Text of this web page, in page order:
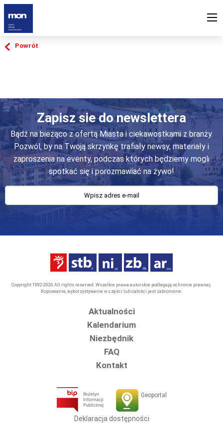
Powrót
Zapisz sie do newslettera
Bądź na bieżąco z ofertą Miasta i ciekawostkami z branży.
Pozwól, by na Twoją skrzynkę trafiały newsy, materiały i
zaproszenia na eventy, podczas których będziemy mogli
spotkać się i porozmawiać na żywo!
Copyright 1992-2026 All rights reserved. Wszelkie prawa autorskie podlegają ochronie prawnej.
Kopiowanie, wykorzystywanie w części lub całości jest zabronione.
Aktualności
Kalendarium
Niezbędnik
FAQ
Kontakt
Geoportal
Deklaracja dostępności